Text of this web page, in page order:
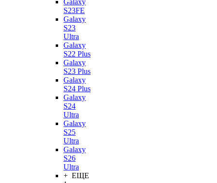
Galaxy
S23FE
Galaxy
S23
Ultra
Galaxy
S22 Plus
Galaxy
S23 Plus
Galaxy
S24 Plus
Galaxy
S24
Ultra
Galaxy
S25
Ultra
Galaxy
S26
Ultra
+ ЕЩЕ